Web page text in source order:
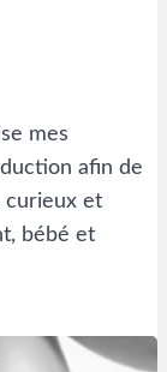
mes
afin de
curieux et
bébé et